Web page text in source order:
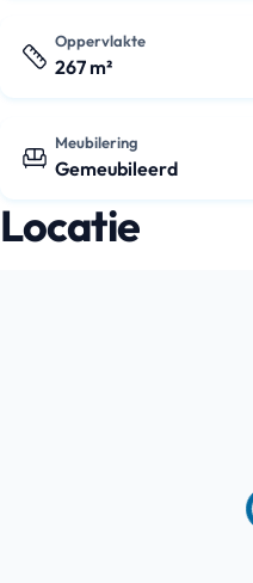
Oppervlakte
267 m²
Meubilering
Gemeubileerd
Locatie